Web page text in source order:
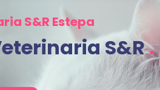
S&R Estepa
S&R.